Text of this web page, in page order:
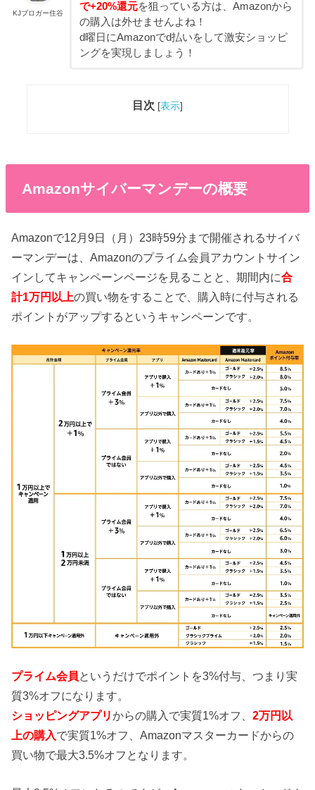
KJブロガー住谷
で+20%還元を狙っている方は、Amazonから
の購入は外せませんよね！
d曜日にAmazonでd払いをして激安ショッピ
ングを実現しましょう！
目次 [表示]
Amazonサイバーマンデーの概要
Amazonで12月9日（月）23時59分まで開催されるサイバ
ーマンデーは、Amazonのプライム会員アカウントサイン
インしてキャンペーンページを見ることと、期間内に合
計1万円以上の買い物をすることで、購入時に付与される
ポイントがアップするというキャンペーンです。
プライム会員というだけでポイントを3%付与、つまり実
質3%オフになります。
ショッピングアプリからの購入で実質1%オフ、2万円以
上の購入で実質1%オフ、Amazonマスターカードからの
買い物で最大3.5%オフとなります。